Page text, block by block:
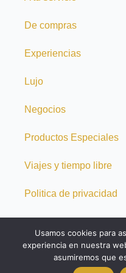
De compras
Experiencias
Lujo
Negocios
Productos Especiales
Viajes y tiempo libre
Politica de privacidad
Copyright 2023
derechos reservados
Usamos cookies para
experiencia en nuestra
asumiremos que